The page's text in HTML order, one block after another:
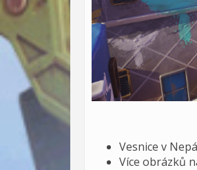
Vesnice v
Více obrázků